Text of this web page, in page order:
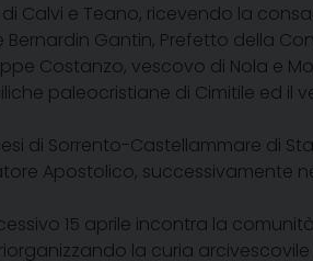
Calvi e Teano, ricevendo la
Gantin, Prefetto della
Costanzo, vescovo di Nola e
paleocristiane di Cimitile ed il
di Sorrento-Castellammare di
Apostolico, successivamente
15 aprile incontra la
la curia